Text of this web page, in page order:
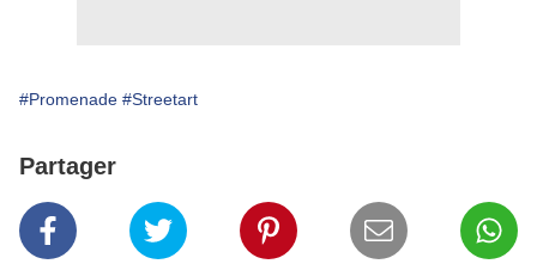
#Promenade #Streetart
Partager